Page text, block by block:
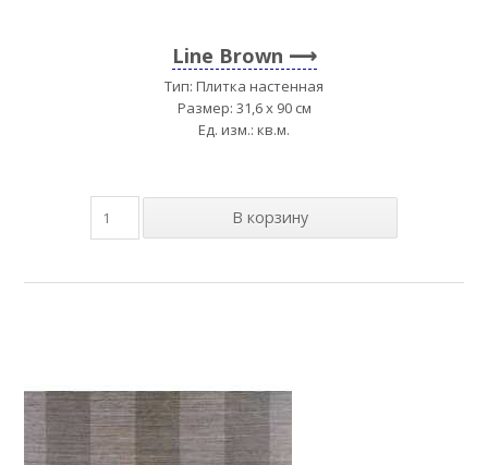
Line Brown
Тип: Плитка настенная
Размер: 31,6 x 90 см
Ед. изм.: кв.м.